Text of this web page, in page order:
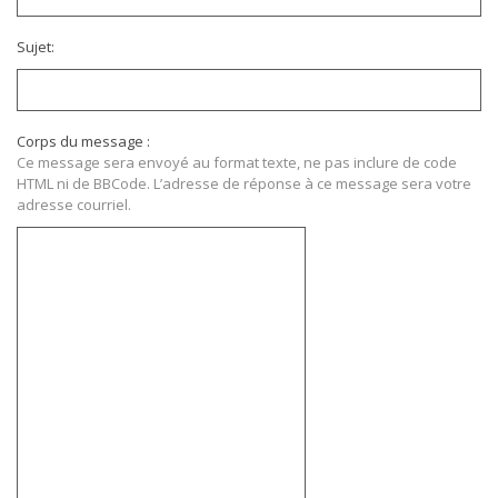
Sujet:
Corps du message :
Ce message sera envoyé au format texte, ne pas inclure de code
HTML ni de BBCode. L’adresse de réponse à ce message sera votre
adresse courriel.